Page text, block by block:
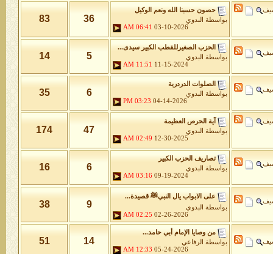
حصون حسبنا الله ونعم الوكيل
بواسطة
البدوي
03-10-2026
06:41 AM
36
83
الحزب الصغيرللقطب الكبير سيدى...
بواسطة
البدوي
11-15-2024
11:51 AM
5
14
الصلوات الدردرية
بواسطة
البدوي
04-14-2026
03:23 PM
6
35
آية الحرص العظيمة
بواسطة
البدوي
12-30-2025
02:49 AM
47
174
تصاريف الحزب الكبير
بواسطة
البدوي
09-19-2024
03:16 AM
6
16
على الابواب يال النبيﷺ قصيدة...
بواسطة
البدوي
02-26-2026
02:25 AM
9
38
من وصايا الإمام أبي حامد...
بواسطة
الرفاعي
05-24-2026
12:33 AM
14
51